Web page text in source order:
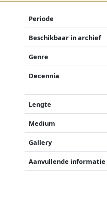
Periode
Beschikbaar in archief
Genre
Decennia
Lengte
Medium
Gallery
Aanvullende informatie